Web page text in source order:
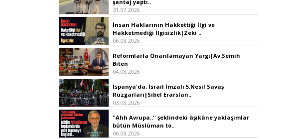
şantaj yaptı..
31.07.2026
İnsan Haklarının Hakkettiği İlgi ve
Hakketmediği İlgisizlik|Zeki ..
06.08.2026
Reformlarla Onarılamayan Yargı|Av.Semih
Biten
04.08.2026
İspanya'da, İsrail İmzalı 5.Nesil Savaş
Rüzgarları|Sibel Erarslan..
03.08.2026
''Ahh Avrupa..'' şeklindeki âşıkâne yaklaşımlar
bütün Müslüman to..
06.08.2026